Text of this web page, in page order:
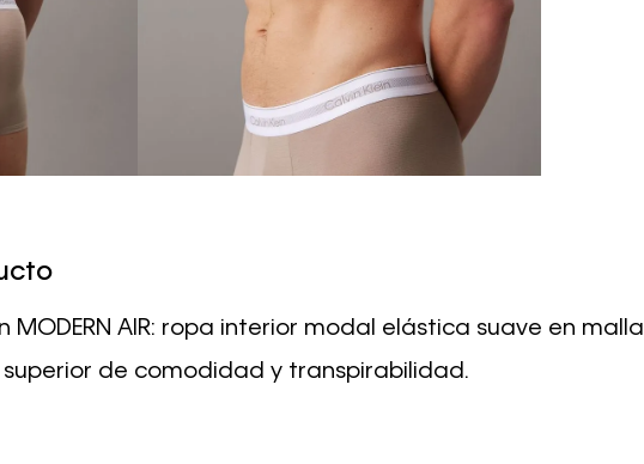
MODERN AIR: ropa interior modal elástica suave en malla
de comodidad y transpirabilidad.